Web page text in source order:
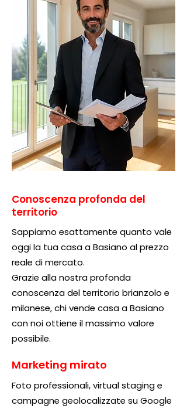
Conoscenza profonda del
territorio
Sappiamo esattamente quanto vale
oggi la tua casa a Basiano al prezzo
reale di mercato.
Grazie alla nostra profonda
conoscenza del territorio brianzolo e
milanese, chi vende casa a Basiano
con noi ottiene il massimo valore
possibile.
Marketing mirato
Foto professionali, virtual staging e
campagne geolocalizzate su Google